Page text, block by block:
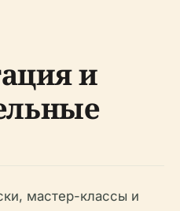
и
мастер-классы и